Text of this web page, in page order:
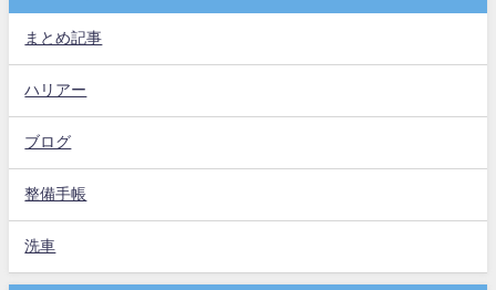
まとめ記事
ハリアー
ブログ
整備手帳
洗車